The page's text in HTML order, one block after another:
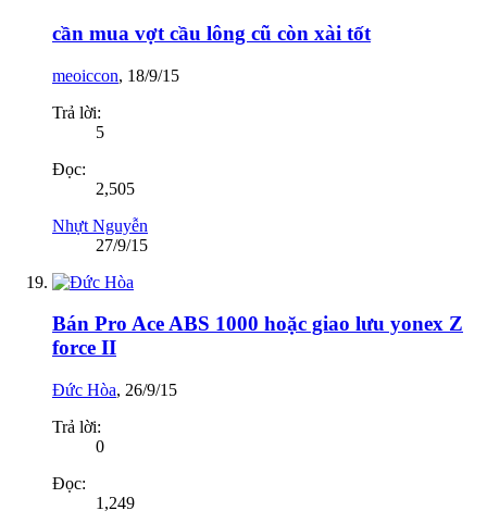
cần mua vợt cầu lông cũ còn xài tốt
meoiccon, 18/9/15
Trả lời:
5
Đọc:
2,505
Nhựt Nguyễn
27/9/15
Bán Pro Ace ABS 1000 hoặc giao lưu yonex Z
force II
Đức Hòa, 26/9/15
Trả lời:
0
Đọc:
1,249